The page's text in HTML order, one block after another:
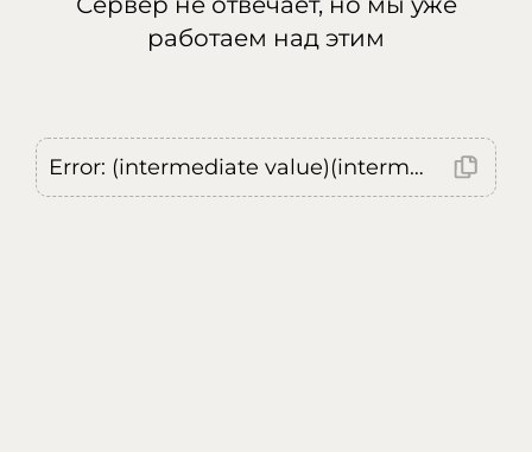
работаем над этим
Error: (intermediate value)(intermediate value)(intermediate value).replaceAll is not a function